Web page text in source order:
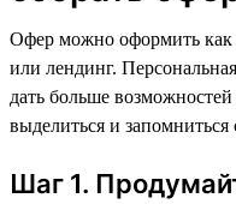
Офер можно оформить как
или лендинг.
дать больше
выделиться и
Шаг 1.